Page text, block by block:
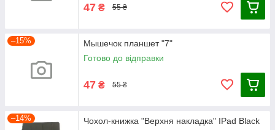
47 ₴ 55 ₴
–15%
Мышечок планшет "7"
Готово до відправки
47 ₴ 55 ₴
–14%
Чохол-книжка "Верхня накладка" IPad Black